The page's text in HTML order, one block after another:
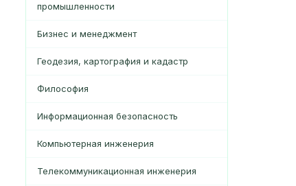
промышленности
Бизнес и менеджмент
Геодезия, картография и кадастр
Философия
Информационная безопасность
Компьютерная инженерия
Телекоммуникационная инженерия